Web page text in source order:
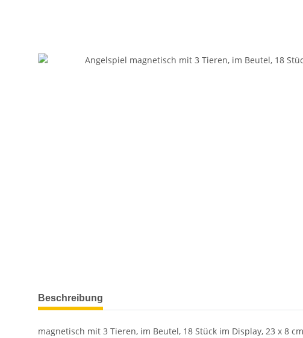
Beschreibung
magnetisch mit 3 Tieren, im Beutel, 18 Stück im Display, 23 x 8 cm